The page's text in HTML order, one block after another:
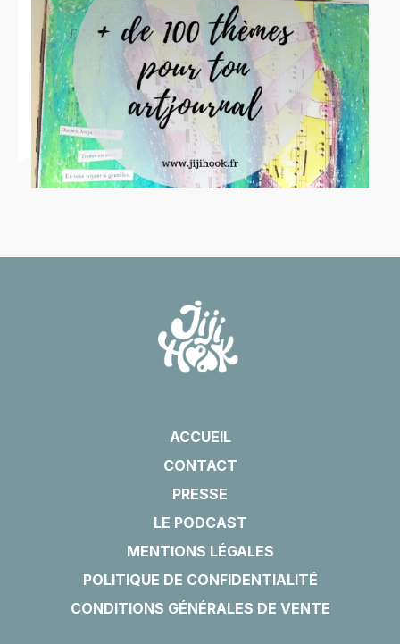
ACCUEIL
CONTACT
PRESSE
LE PODCAST
MENTIONS LÉGALES
POLITIQUE DE CONFIDENTIALITÉ
CONDITIONS GÉNÉRALES DE VENTE